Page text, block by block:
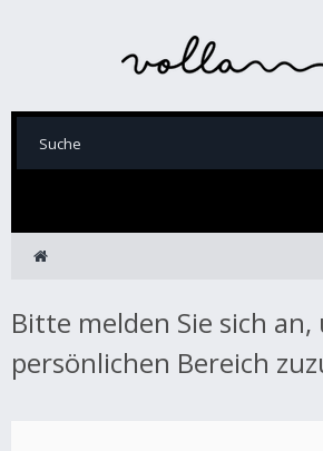
Bitte melden Sie sich
persönlichen Bereich